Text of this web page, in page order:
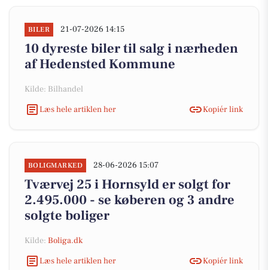
BILER 21-07-2026 14:15
10 dyreste biler til salg i nærheden
af Hedensted Kommune
Kilde: Bilhandel
Læs hele artiklen her
Kopiér link
BOLIGMARKED 28-06-2026 15:07
Tværvej 25 i Hornsyld er solgt for
2.495.000 - se køberen og 3 andre
solgte boliger
Kilde: Boliga.dk
Læs hele artiklen her
Kopiér link